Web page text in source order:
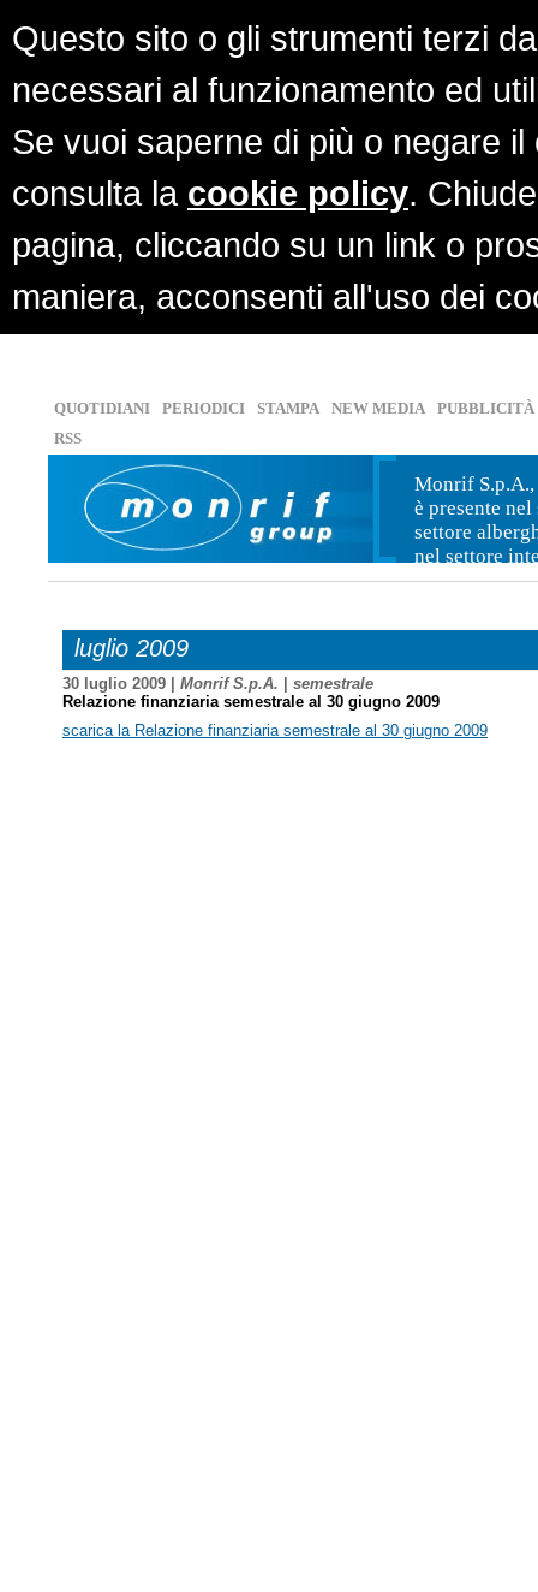
Questo sito o gli strumenti terzi
necessari al funzionamento ed
Se vuoi saperne di più o negare
consulta la cookie policy.
pagina, cliccando su un link o
maniera, acconsenti all'uso dei
QUOTIDIANI PERIODICI STAMPA NEW MEDIA
PUBBLICITÀ
RSS
Monrif
è presente
settore
nel settore
luglio 2009
30 luglio 2009 | Monrif S.p.A.
semestrale
Relazione finanziaria semestrale al 30 giugno 2009
scarica la Relazione finanziaria semestrale al 30 giugno 2009